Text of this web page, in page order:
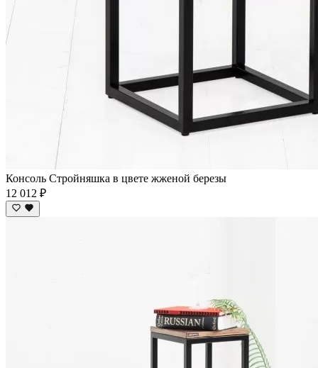
Консоль Стройняшка в цвете жженой березы
12 012 ₽